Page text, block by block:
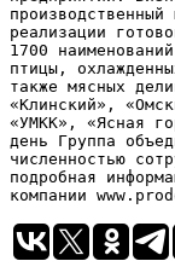
реализации
1700
птицы,
также мясных
«Клинский»,
«УМКК», «Ясная
день Группа
численностью
подробная
компании